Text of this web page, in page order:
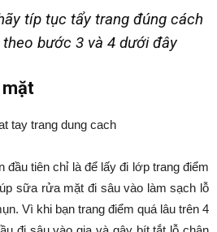
típ tục tẩy trang đúng cách
bước 3 và 4 dưới đây
mặt
đầu tiên chỉ là để lấy đi lớp trang điểm
sữa rửa mặt đi sâu vào làm sạch lỗ
Vì khi bạn trang điểm quá lâu trên 4